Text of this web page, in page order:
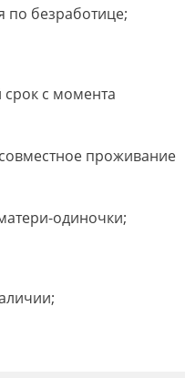
по безработице;
срок с момента
проживание
одиночки;